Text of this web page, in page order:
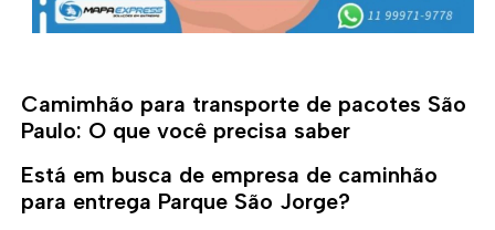
Camimhão para transporte de pacotes São
Paulo: O que você precisa saber
Está em busca de empresa de caminhão
para entrega Parque São Jorge?